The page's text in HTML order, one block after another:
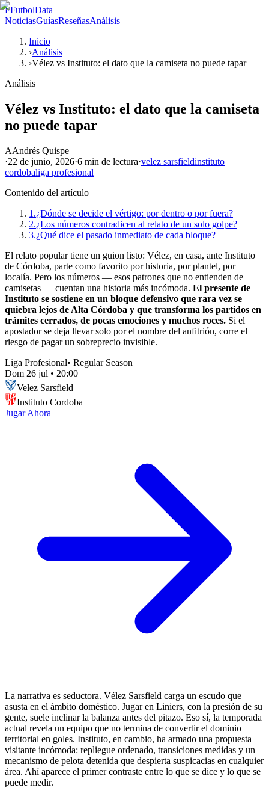
FFutbolData
NoticiasGuíasReseñasAnálisis
Inicio
›Análisis
›Vélez vs Instituto: el dato que la camiseta no puede tapar
Análisis
Vélez vs Instituto: el dato que la camiseta
no puede tapar
AAndrés Quispe
·22 de junio, 2026·6 min de lectura·velez sarsfieldinstituto
cordobaliga profesional
Contenido del artículo
1.¿Dónde se decide el vértigo: por dentro o por fuera?
2.¿Los números contradicen al relato de un solo golpe?
3.¿Qué dice el pasado inmediato de cada bloque?
El relato popular tiene un guion listo: Vélez, en casa, ante Instituto
de Córdoba, parte como favorito por historia, por plantel, por
localía. Pero los números — esos patrones que no entienden de
camisetas — cuentan una historia más incómoda. El presente de
Instituto se sostiene en un bloque defensivo que rara vez se
quiebra lejos de Alta Córdoba y que transforma los partidos en
trámites cerrados, de pocas emociones y muchos roces. Si el
apostador se deja llevar solo por el nombre del anfitrión, corre el
riesgo de pagar un sobreprecio invisible.
Liga Profesional• Regular Season
Dom 26 jul • 20:00
Velez Sarsfield
Instituto Cordoba
Jugar Ahora
La narrativa es seductora. Vélez Sarsfield carga un escudo que
asusta en el ámbito doméstico. Jugar en Liniers, con la presión de su
gente, suele inclinar la balanza antes del pitazo. Eso sí, la temporada
actual revela un equipo que no termina de convertir el dominio
territorial en goles. Instituto, en cambio, ha armado una propuesta
visitante incómoda: repliegue ordenado, transiciones medidas y un
mecanismo de pelota detenida que despierta suspicacias en cualquier
área. Ahí aparece el primer contraste entre lo que se dice y lo que se
puede medir.